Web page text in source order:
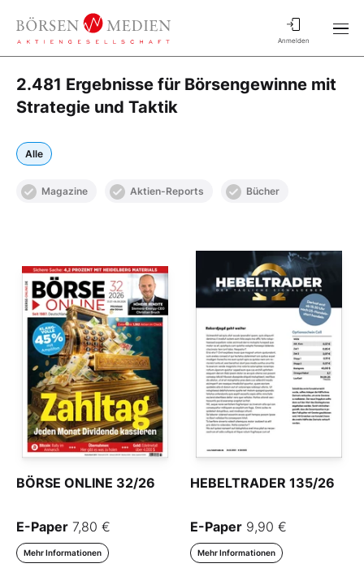
Anmelden
2.481 Ergebnisse für Börsengewinne mit
Strategie und Taktik
Alle
Magazine Aktien-Reports Bücher
BÖRSE ONLINE 32/26
E-Paper 7,80 €
Mehr Informationen
HEBELTRADER 135/26
E-Paper 9,90 €
Mehr Informationen